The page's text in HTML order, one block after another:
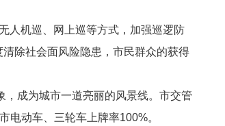
人机巡、网上巡等方式，加强巡逻防
除社会面风险隐患，市民群众的获得
，成为城市一道亮丽的风景线。市交管
电动车、三轮车上牌率100%。